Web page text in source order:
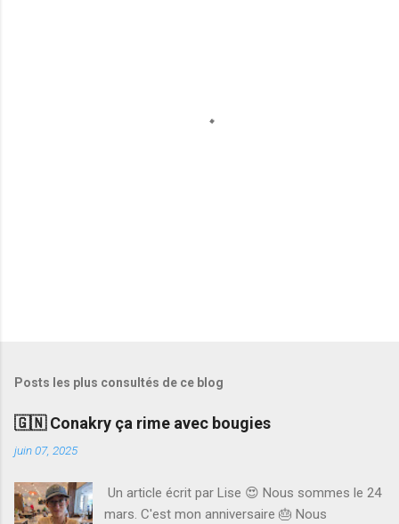
Posts les plus consultés de ce blog
🇬🇳 Conakry ça rime avec bougies
juin 07, 2025
Un article écrit par Lise 😍 Nous sommes le 24
mars. C'est mon anniversaire 🎂 Nous